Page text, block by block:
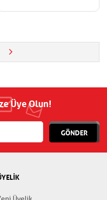
Üye Olun!
GÖNDER